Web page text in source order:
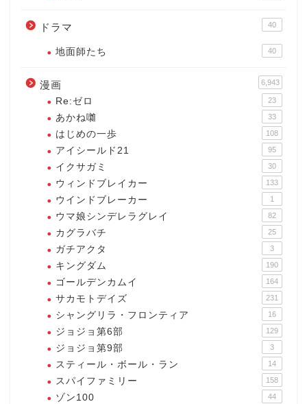
ドラマ 40
地面師たち 40
漫画 6,943
Re:ゼロ 23
あかね囃 33
はじめの一歩 108
アイシールド21 95
イクサガミ 30
ウィンドブレイカー 133
ウインドブレーカー 1
ウマ娘シンデレラグレイ 82
カグラバチ 25
ガチアクタ 3
キングダム 190
ゴールデンカムイ 164
サカモトデイズ 231
シャングリラ・フロンティア 16
ジョジョ第6部 129
ジョジョ第9部 3
スティール・ボール・ラン 14
スパイファミリー 158
ゾン100 44